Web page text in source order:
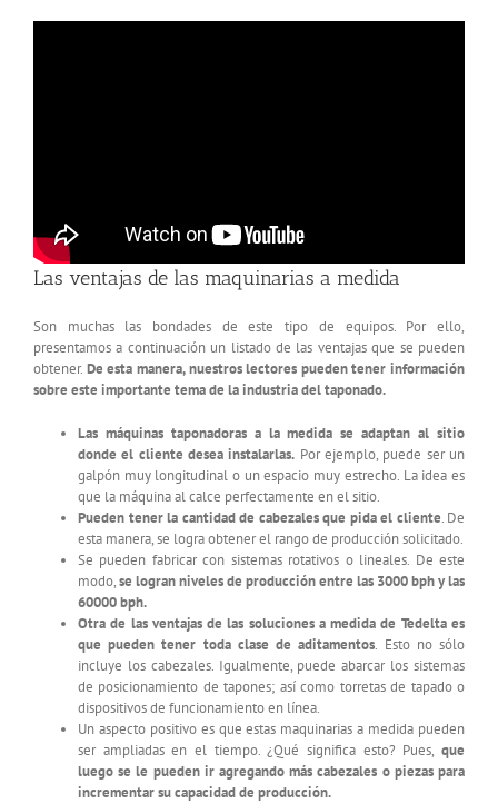
Las ventajas de las maquinarias a medida
Son muchas las bondades de este tipo de equipos. Por ello,
presentamos a continuación un listado de las ventajas que se pueden
obtener. De esta manera, nuestros lectores pueden tener información
sobre este importante tema de la industria del taponado.
Las máquinas taponadoras a la medida se adaptan al sitio
donde el cliente desea instalarlas. Por ejemplo, puede ser un
galpón muy longitudinal o un espacio muy estrecho. La idea es
que la máquina al calce perfectamente en el sitio.
Pueden tener la cantidad de cabezales que pida el cliente. De
esta manera, se logra obtener el rango de producción solicitado.
Se pueden fabricar con sistemas rotativos o lineales. De este
modo,se logran niveles de producción entre las 3000 bph y las
60000 bph.
Otra de las ventajas de las soluciones a medida de Tedelta es
que pueden tener toda clase de aditamentos. Esto no sólo
incluye los cabezales. Igualmente, puede abarcar los sistemas
de posicionamiento de tapones; así como torretas de tapado o
dispositivos de funcionamiento en línea.
Un aspecto positivo es que estas maquinarias a medida pueden
ser ampliadas en el tiempo. ¿Qué significa esto? Pues, que
luego se le pueden ir agregando más cabezales o piezas para
incrementar su capacidad de producción.